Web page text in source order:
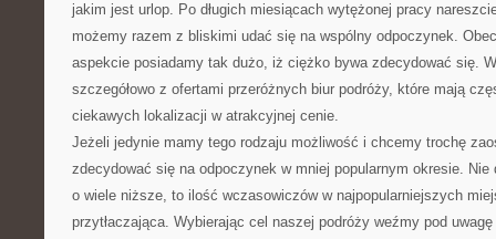
jakim jest urlop. Po długich miesiącach wytężonej pracy
możemy razem z bliskimi udać się na wspólny odpoczynek.
aspekcie posiadamy tak dużo, iż ciężko bywa zdecydować się.
szczegółowo z ofertami przeróżnych biur podróży, które mają
ciekawych lokalizacji w atrakcyjnej cenie.
Jeżeli jedynie mamy tego rodzaju możliwość i chcemy trochę
zdecydować się na odpoczynek w mniej popularnym okresie.
o wiele niższe, to ilość wczasowiczów w najpopularniejszych
przytłaczająca. Wybierając cel naszej podróży weźmy pod